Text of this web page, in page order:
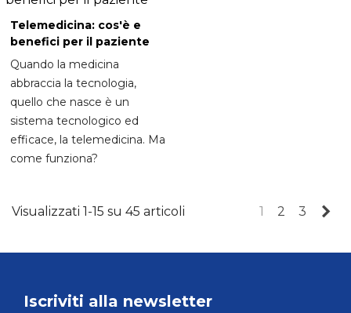
Telemedicina: cos'è e
benefici per il paziente
Quando la medicina
abbraccia la tecnologia,
quello che nasce è un
sistema tecnologico ed
efficace, la telemedicina. Ma
come funziona?
Visualizzati 1-15 su 45 articoli 1 2 3
Iscriviti alla newsletter